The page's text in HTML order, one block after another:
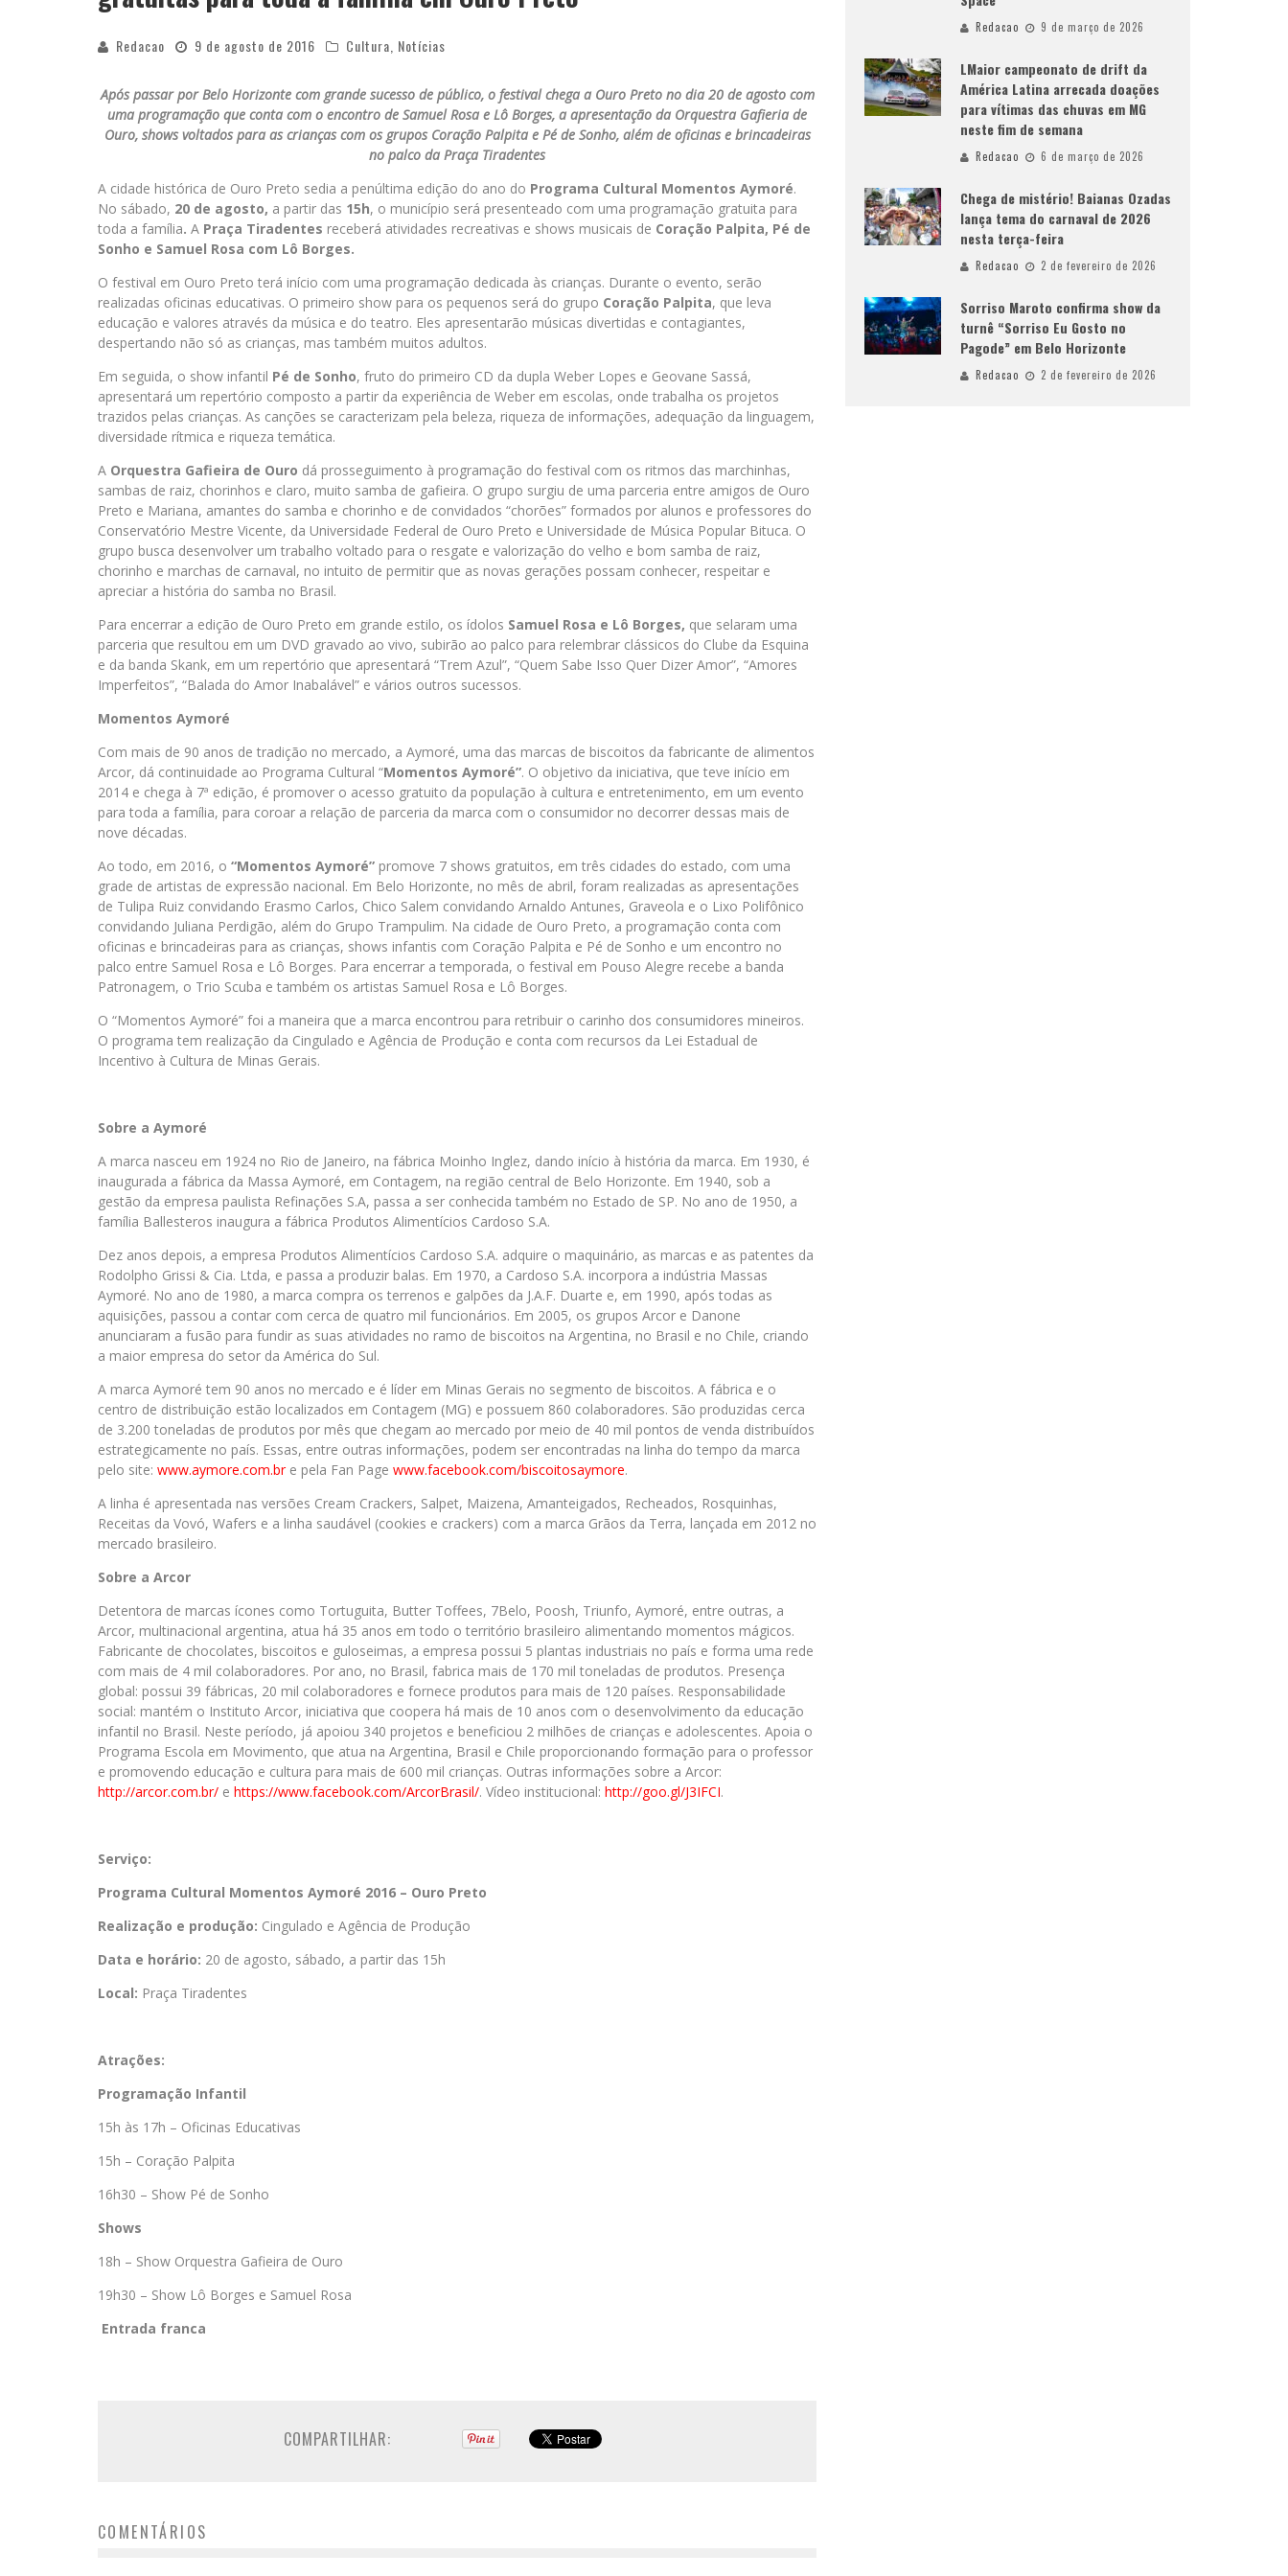
Redacao 9 de agosto de 2016 Cultura Notícias
Após passar por Belo Horizonte com grande sucesso de público, o festival chega a Ouro Preto no dia 20 de agosto com
uma programação que conta com o encontro de Samuel Rosa e Lô Borges, a apresentação da Orquestra Gafieria de
Ouro, shows voltados para as crianças com os grupos Coração Palpita e Pé de Sonho, além de oficinas e brincadeiras
no palco da Praça Tiradentes
A cidade histórica de Ouro Preto sedia a penúltima edição do ano do Programa Cultural Momentos Aymoré.
No sábado, 20 de agosto, a partir das 15h, o município será presenteado com uma programação gratuita para
toda a família. A Praça Tiradentes receberá atividades recreativas e shows musicais de Coração Palpita, Pé de
Sonho e Samuel Rosa com Lô Borges.
O festival em Ouro Preto terá início com uma programação dedicada às crianças. Durante o evento, serão
realizadas oficinas educativas. O primeiro show para os pequenos será do grupo Coração Palpita, que leva
educação e valores através da música e do teatro. Eles apresentarão músicas divertidas e contagiantes,
despertando não só as crianças, mas também muitos adultos.
Em seguida, o show infantil Pé de Sonho, fruto do primeiro CD da dupla Weber Lopes e Geovane Sassá,
apresentará um repertório composto a partir da experiência de Weber em escolas, onde trabalha os projetos
trazidos pelas crianças. As canções se caracterizam pela beleza, riqueza de informações, adequação da linguagem,
diversidade rítmica e riqueza temática.
A Orquestra Gafieira de Ouro dá prosseguimento à programação do festival com os ritmos das marchinhas,
sambas de raiz, chorinhos e claro, muito samba de gafieira. O grupo surgiu de uma parceria entre amigos de Ouro
Preto e Mariana, amantes do samba e chorinho e de convidados “chorões” formados por alunos e professores do
Conservatório Mestre Vicente, da Universidade Federal de Ouro Preto e Universidade de Música Popular Bituca. O
grupo busca desenvolver um trabalho voltado para o resgate e valorização do velho e bom samba de raiz,
chorinho e marchas de carnaval, no intuito de permitir que as novas gerações possam conhecer, respeitar e
apreciar a história do samba no Brasil.
Para encerrar a edição de Ouro Preto em grande estilo, os ídolos Samuel Rosa e Lô Borges, que selaram uma
parceria que resultou em um DVD gravado ao vivo, subirão ao palco para relembrar clássicos do Clube da Esquina
e da banda Skank, em um repertório que apresentará “Trem Azul”, “Quem Sabe Isso Quer Dizer Amor”, “Amores
Imperfeitos”, “Balada do Amor Inabalável” e vários outros sucessos.
Momentos Aymoré
Com mais de 90 anos de tradição no mercado, a Aymoré, uma das marcas de biscoitos da fabricante de alimentos
Arcor, dá continuidade ao Programa Cultural “Momentos Aymoré”. O objetivo da iniciativa, que teve início em
2014 e chega à 7ª edição, é promover o acesso gratuito da população à cultura e entretenimento, em um evento
para toda a família, para coroar a relação de parceria da marca com o consumidor no decorrer dessas mais de
nove décadas.
Ao todo, em 2016, o “Momentos Aymoré” promove 7 shows gratuitos, em três cidades do estado, com uma
grade de artistas de expressão nacional. Em Belo Horizonte, no mês de abril, foram realizadas as apresentações
de Tulipa Ruiz convidando Erasmo Carlos, Chico Salem convidando Arnaldo Antunes, Graveola e o Lixo Polifônico
convidando Juliana Perdigão, além do Grupo Trampulim. Na cidade de Ouro Preto, a programação conta com
oficinas e brincadeiras para as crianças, shows infantis com Coração Palpita e Pé de Sonho e um encontro no
palco entre Samuel Rosa e Lô Borges. Para encerrar a temporada, o festival em Pouso Alegre recebe a banda
Patronagem, o Trio Scuba e também os artistas Samuel Rosa e Lô Borges.
O “Momentos Aymoré” foi a maneira que a marca encontrou para retribuir o carinho dos consumidores mineiros.
O programa tem realização da Cingulado e Agência de Produção e conta com recursos da Lei Estadual de
Incentivo à Cultura de Minas Gerais.
Sobre a Aymoré
A marca nasceu em 1924 no Rio de Janeiro, na fábrica Moinho Inglez, dando início à história da marca. Em 1930, é
inaugurada a fábrica da Massa Aymoré, em Contagem, na região central de Belo Horizonte. Em 1940, sob a
gestão da empresa paulista Refinações S.A, passa a ser conhecida também no Estado de SP. No ano de 1950, a
família Ballesteros inaugura a fábrica Produtos Alimentícios Cardoso S.A.
Dez anos depois, a empresa Produtos Alimentícios Cardoso S.A. adquire o maquinário, as marcas e as patentes da
Rodolpho Grissi & Cia. Ltda, e passa a produzir balas. Em 1970, a Cardoso S.A. incorpora a indústria Massas
Aymoré. No ano de 1980, a marca compra os terrenos e galpões da J.A.F. Duarte e, em 1990, após todas as
aquisições, passou a contar com cerca de quatro mil funcionários. Em 2005, os grupos Arcor e Danone
anunciaram a fusão para fundir as suas atividades no ramo de biscoitos na Argentina, no Brasil e no Chile, criando
a maior empresa do setor da América do Sul.
A marca Aymoré tem 90 anos no mercado e é líder em Minas Gerais no segmento de biscoitos. A fábrica e o
centro de distribuição estão localizados em Contagem (MG) e possuem 860 colaboradores. São produzidas cerca
de 3.200 toneladas de produtos por mês que chegam ao mercado por meio de 40 mil pontos de venda distribuídos
estrategicamente no país. Essas, entre outras informações, podem ser encontradas na linha do tempo da marca
pelo site: www.aymore.com.bre pela Fan Page www.facebook.com/biscoitosaymore.
A linha é apresentada nas versões Cream Crackers, Salpet, Maizena, Amanteigados, Recheados, Rosquinhas,
Receitas da Vovó, Wafers e a linha saudável (cookies e crackers) com a marca Grãos da Terra, lançada em 2012 no
mercado brasileiro.
Sobre a Arcor
Detentora de marcas ícones como Tortuguita, Butter Toffees, 7Belo, Poosh, Triunfo, Aymoré, entre outras, a
Arcor, multinacional argentina, atua há 35 anos em todo o território brasileiro alimentando momentos mágicos.
Fabricante de chocolates, biscoitos e guloseimas, a empresa possui 5 plantas industriais no país e forma uma rede
com mais de 4 mil colaboradores. Por ano, no Brasil, fabrica mais de 170 mil toneladas de produtos. Presença
global: possui 39 fábricas, 20 mil colaboradores e fornece produtos para mais de 120 países. Responsabilidade
social: mantém o Instituto Arcor, iniciativa que coopera há mais de 10 anos com o desenvolvimento da educação
infantil no Brasil. Neste período, já apoiou 340 projetos e beneficiou 2 milhões de crianças e adolescentes. Apoia o
Programa Escola em Movimento, que atua na Argentina, Brasil e Chile proporcionando formação para o professor
e promovendo educação e cultura para mais de 600 mil crianças. Outras informações sobre a Arcor:
http://arcor.com.br/ e https://www.facebook.com/ArcorBrasil/. Vídeo institucional: http://goo.gl/J3IFCI.
Serviço:
Programa Cultural Momentos Aymoré 2016 – Ouro Preto
Realização e produção: Cingulado e Agência de Produção
Data e horário: 20 de agosto, sábado, a partir das 15h
Local: Praça Tiradentes
Atrações:
Programação Infantil
15h às 17h – Oficinas Educativas
15h – Coração Palpita
16h30 – Show Pé de Sonho
Shows
18h – Show Orquestra Gafieira de Ouro
19h30 – Show Lô Borges e Samuel Rosa
Entrada franca
COMPARTILHAR:
COMENTÁRIOS
Redacao 9 de março de 2026
LMaior campeonato de drift da
América Latina arrecada doações
para vítimas das chuvas em MG
neste fim de semana
Redacao 6 de março de 2026
Chega de mistério! Baianas Ozadas
lança tema do carnaval de 2026
nesta terça-feira
Redacao 2 de fevereiro de 2026
Sorriso Maroto confirma show da
turnê “Sorriso Eu Gosto no
Pagode” em Belo Horizonte
Redacao 2 de fevereiro de 2026